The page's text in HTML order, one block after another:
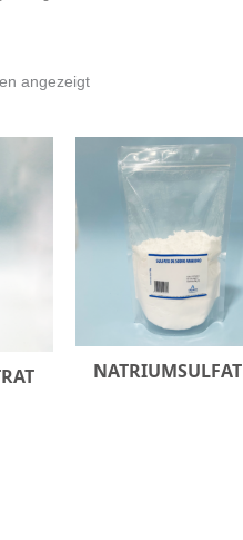
angezeigtNach
NATRIUMSULFAT